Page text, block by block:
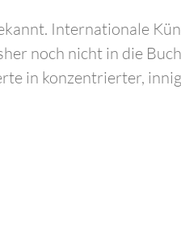
Internationale
noch nicht in die
in konzentrierter,